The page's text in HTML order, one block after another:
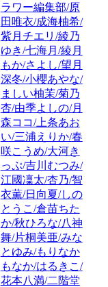
ラワー編集部/原
田唯衣/成海柚希/
紫月チエリ/綾乃
ゆき/七海月/綾月
もか/さよし/望月
深冬/小櫻あやな/
ましい柚茉/菊乃
杏/由季よしの/月
森ココ/上条あお
い/三浦えりか/春
咲こうめ/大河き
っぷ/吉川むつみ/
江國凜太/杏乃/智
衣薫/日向夏/しの
とうこ/倉苗ちた
か/秋ひろな/八神
舞/片桐美亜/みな
とゆみ/もりなか
もなか/はるきこ/
花本八満/二階堂